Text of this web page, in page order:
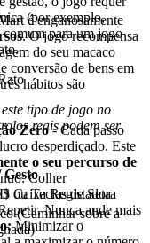
(por exemplo,
para um jogo
tipo de jogo no
reais podem ser
Gesto
ou Teclas de Seta
(Caminhar sobre a
é enganosamente
. O jogo recompensa
do seu macaco
conversão de bens em
hábitos são
Zero- Cada passo
desperdiçado. Este
o seu percurso de
Colher
Caixa Registadora
Nunca ande mais
Minimizar o